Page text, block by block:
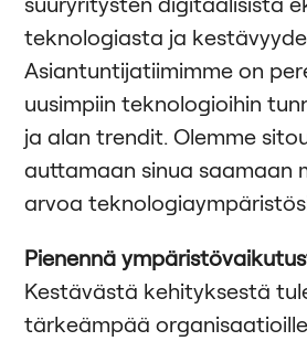
teknologiasta ja
Asiantuntijatiimimme on
uusimpiin teknologioihin
ja alan trendit. Olemme
auttamaan sinua saamaan
arvoa
Pienennä
Kestävästä kehityksestä
tärkeämpää